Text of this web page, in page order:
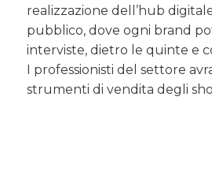
realizzazione dell’hub
pubblico, dove ogni brand
interviste, dietro le quinte e
I professionisti del settore
strumenti di vendita degli